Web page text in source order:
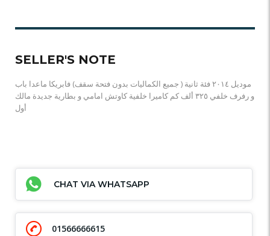
SELLER'S NOTE
موديل ٢٠١٤ فئة ثانية ( جميع الكماليات بدون فتحة سقف) فابريكا ماعدا باب
و رفرف خلفي ٣٢٥ ألف كم كاميرا خلفية كاوتش امامي و بطارية جديدة مالك
أول
CHAT VIA WHATSAPP
01566666615